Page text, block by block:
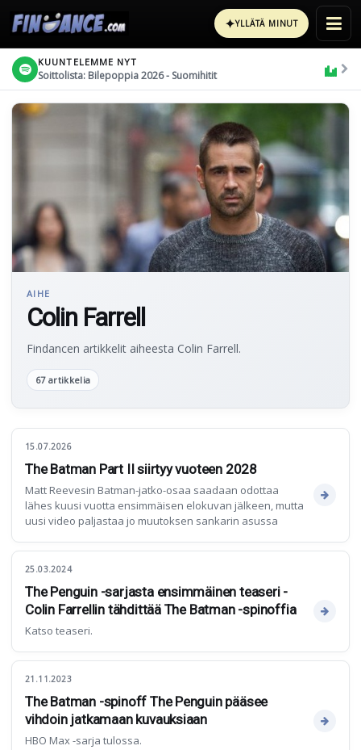
✦YLLÄTÄ MINUT
KUUNTELEMME NYT
Soittolista: Bilepoppia 2026 - Suomihitit
AIHE
Colin Farrell
Findancen artikkelit aiheesta Colin Farrell.
67 artikkelia
15.07.2026
The Batman Part II siirtyy vuoteen 2028
Matt Reevesin Batman-jatko-osaa saadaan odottaa
lähes kuusi vuotta ensimmäisen elokuvan jälkeen, mutta
uusi video paljastaa jo muutoksen sankarin asussa
25.03.2024
The Penguin -sarjasta ensimmäinen teaseri -
Colin Farrellin tähdittää The Batman -spinoffia
Katso teaseri.
21.11.2023
The Batman -spinoff The Penguin pääsee
vihdoin jatkamaan kuvauksiaan
HBO Max -sarja tulossa.